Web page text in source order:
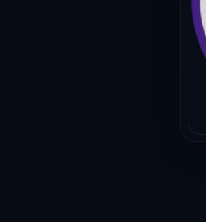
compartir